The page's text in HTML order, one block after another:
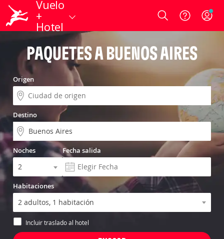
Vuelo
+
Hotel
Login
PAQUETES A BUENOS AIRES
Origen
Destino
Noches Fecha salida
Habitaciones
Incluir traslado al hotel